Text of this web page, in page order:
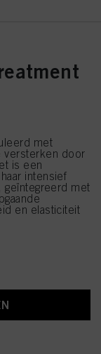
met
versterken door
is een
intensief
geïntegreerd met
en elasticiteit